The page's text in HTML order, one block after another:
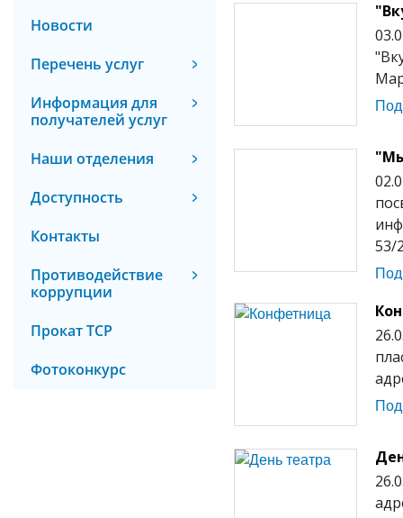
Новости
Перечень услуг
Информация для
получателей услуг
Наши отделения
Доступность
Контакты
Противодействие
коррупции
Прокат ТСР
Фотоконкурс
53/